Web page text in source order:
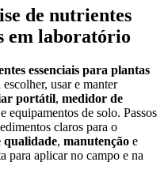
de nutrientes
em laboratório
essenciais para plantas
usar e manter
portátil, medidor de
e equipamentos de solo. Passos
claros para o
qualidade, manutenção e
para aplicar no campo e na